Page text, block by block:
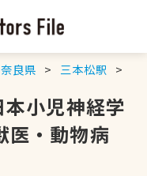
奈良県 三本松駅
小児神経学
医・動物病